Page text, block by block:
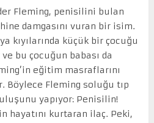
Fleming, penisilini bulan
damgasını vuran bir isim.
kıyılarında küçük bir çocuğu
bu çocuğun babası da
eğitim masraflarını
Böylece Fleming soluğu tıp
yapıyor: Penisilin!
hayatını kurtaran ilaç. Peki,